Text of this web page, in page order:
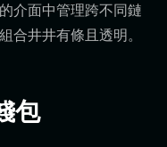
介面中管理跨不同鏈
合井井有條且透明。
包